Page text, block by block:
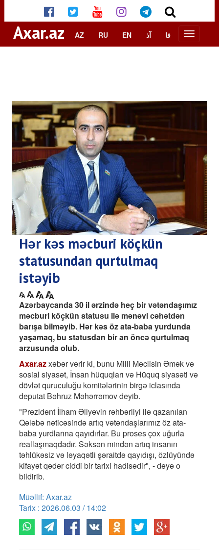
Axar.az AZ RU EN آذ فا
Hər kəs məcburi köçkün
statusundan qurtulmaq
istəyib
Azərbaycanda 30 il ərzində heç bir vətəndaşımız
məcburi köçkün statusu ilə mənəvi cəhətdən
barışa bilməyib. Hər kəs öz ata-baba yurdunda
yaşamaq, bu statusdan bir an öncə qurtulmaq
arzusunda olub.
Axar.azxəbər verir ki, bunu Milli Məclisin Əmək və
sosial siyasət, İnsan hüquqları və Hüquq siyasəti və
dövlət quruculuğu komitələrinin birgə iclasında
deputat Bəhruz Məhərrəmov deyib.
"Prezident İlham Əliyevin rəhbərliyi ilə qazanılan
Qələbə nəticəsində artıq vətəndaşlarımız öz ata-
baba yurdlarına qayıdırlar. Bu proses çox uğurla
reallaşmaqdadır. Səksən mindən artıq insanın
təhlükəsiz və ləyaqətli şəraitdə qayıdışı, özlüyündə
kifayət qədər ciddi bir tarixi hadisədir", - deyə o
bildirib.
Müəllif: Axar.az
Tarix : 2026.06.03 / 14:02